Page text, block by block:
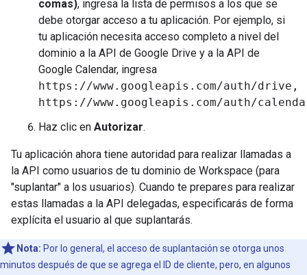
comas), ingresa la lista de permisos a los que se
debe otorgar acceso a tu aplicación. Por ejemplo, si
tu aplicación necesita acceso completo a nivel del
dominio a la API de Google Drive y a la API de
Google Calendar, ingresa
https://www.googleapis.com/auth/drive,
https://www.googleapis.com/auth/
Haz clic en Autorizar.
Tu aplicación ahora tiene autoridad para realizar llamadas a
la API como usuarios de tu dominio de Workspace (para
"suplantar" a los usuarios). Cuando te prepares para realizar
estas llamadas a la API delegadas, especificarás de forma
explícita el usuario al que suplantarás.
Nota: Por lo general, el acceso de suplantación se otorga unos
minutos después de que se agrega el ID de cliente, pero, en algunos